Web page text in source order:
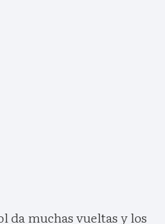
da muchas vueltas y los